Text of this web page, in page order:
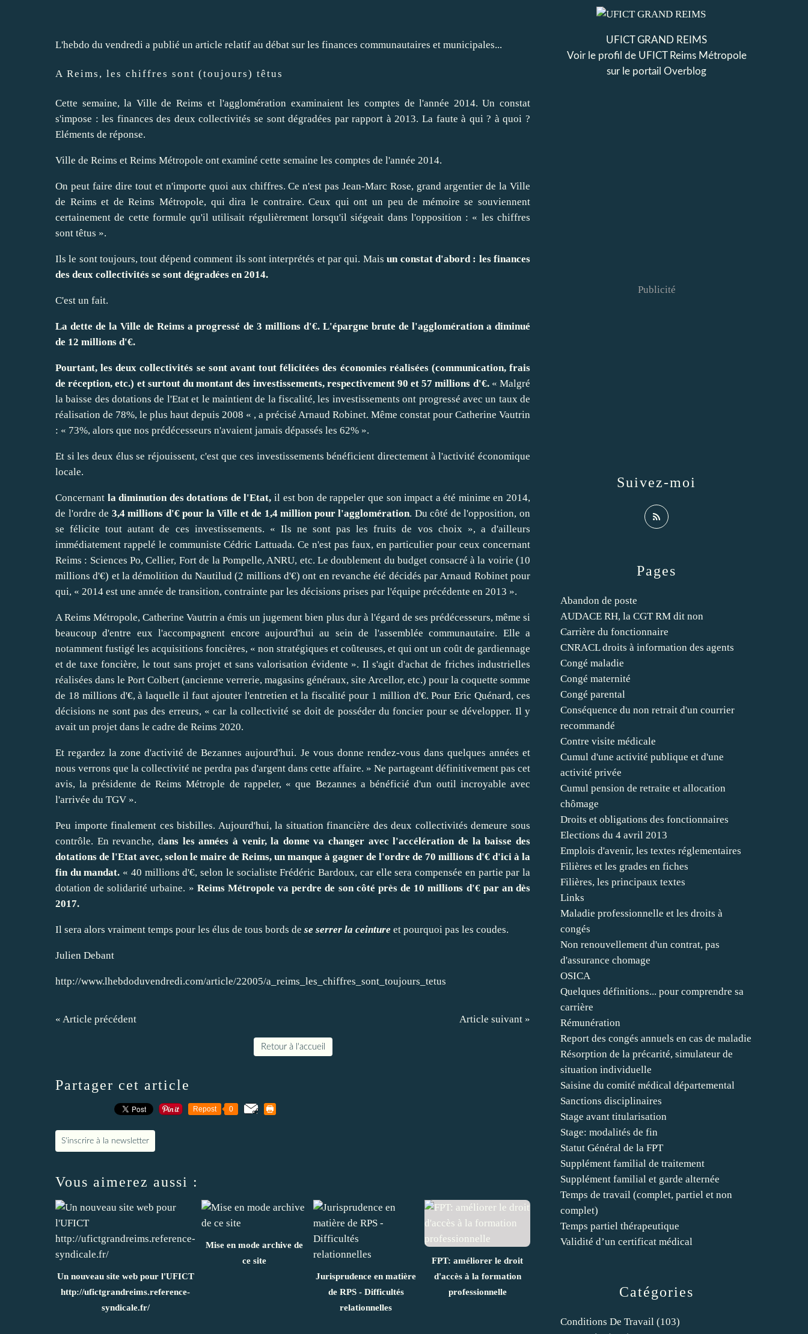
L'hebdo du vendredi a publié un article relatif au débat sur les finances communautaires et municipales...
A Reims, les chiffres sont (toujours) têtus
Cette semaine, la Ville de Reims et l'agglomération examinaient les comptes de l'année 2014. Un constat
s'impose : les finances des deux collectivités se sont dégradées par rapport à 2013. La faute à qui ? à quoi ?
Eléments de réponse.
Ville de Reims et Reims Métropole ont examiné cette semaine les comptes de l'année 2014.
On peut faire dire tout et n'importe quoi aux chiffres. Ce n'est pas Jean-Marc Rose, grand argentier de la Ville
de Reims et de Reims Métropole, qui dira le contraire. Ceux qui ont un peu de mémoire se souviennent
certainement de cette formule qu'il utilisait régulièrement lorsqu'il siégeait dans l'opposition : « les chiffres
sont têtus ».
Ils le sont toujours, tout dépend comment ils sont interprétés et par qui. Maisun constat d'abord : les finances
des deux collectivités se sont dégradées en 2014.
C'est un fait.
La dette de la Ville de Reims a progressé de 3 millions d'€. L'épargne brute de l'agglomération a diminué
de 12 millions d'€.
Pourtant, les deux collectivités se sont avant tout félicitées des économies réalisées (communication, frais
de réception, etc.) et surtout du montant des investissements, respectivement 90 et 57 millions d'€. « Malgré
la baisse des dotations de l'Etat et le maintient de la fiscalité, les investissements ont progressé avec un taux de
réalisation de 78%, le plus haut depuis 2008 « , a précisé Arnaud Robinet. Même constat pour Catherine Vautrin
: « 73%, alors que nos prédécesseurs n'avaient jamais dépassés les 62% ».
Et si les deux élus se réjouissent, c'est que ces investissements bénéficient directement à l'activité économique
locale.
Concernant la diminution des dotations de l'Etat, il est bon de rappeler que son impact a été minime en 2014,
de l'ordre de 3,4 millions d'€ pour la Ville et de 1,4 million pour l'agglomération. Du côté de l'opposition, on
se félicite tout autant de ces investissements. « Ils ne sont pas les fruits de vos choix », a d'ailleurs
immédiatement rappelé le communiste Cédric Lattuada. Ce n'est pas faux, en particulier pour ceux concernant
Reims : Sciences Po, Cellier, Fort de la Pompelle, ANRU, etc. Le doublement du budget consacré à la voirie (10
millions d'€) et la démolition du Nautilud (2 millions d'€) ont en revanche été décidés par Arnaud Robinet pour
qui, « 2014 est une année de transition, contrainte par les décisions prises par l'équipe précédente en 2013 ».
A Reims Métropole, Catherine Vautrin a émis un jugement bien plus dur à l'égard de ses prédécesseurs, même si
beaucoup d'entre eux l'accompagnent encore aujourd'hui au sein de l'assemblée communautaire. Elle a
notamment fustigé les acquisitions foncières, « non stratégiques et coûteuses, et qui ont un coût de gardiennage
et de taxe foncière, le tout sans projet et sans valorisation évidente ». Il s'agit d'achat de friches industrielles
réalisées dans le Port Colbert (ancienne verrerie, magasins généraux, site Arcellor, etc.) pour la coquette somme
de 18 millions d'€, à laquelle il faut ajouter l'entretien et la fiscalité pour 1 million d'€. Pour Eric Quénard, ces
décisions ne sont pas des erreurs, « car la collectivité se doit de posséder du foncier pour se développer. Il y
avait un projet dans le cadre de Reims 2020.
Et regardez la zone d'activité de Bezannes aujourd'hui. Je vous donne rendez-vous dans quelques années et
nous verrons que la collectivité ne perdra pas d'argent dans cette affaire. » Ne partageant définitivement pas cet
avis, la présidente de Reims Métrople de rappeler, « que Bezannes a bénéficié d'un outil incroyable avec
l'arrivée du TGV ».
Peu importe finalement ces bisbilles. Aujourd'hui, la situation financière des deux collectivités demeure sous
contrôle. En revanche, dans les années à venir, la donne va changer avec l'accélération de la baisse des
dotations de l'Etat avec, selon le maire de Reims, un manque à gagner de l'ordre de 70 millions d'€ d'ici à la
fin du mandat. « 40 millions d'€, selon le socialiste Frédéric Bardoux, car elle sera compensée en partie par la
dotation de solidarité urbaine. » Reims Métropole va perdre de son côté près de 10 millions d'€ par an dès
2017.
Il sera alors vraiment temps pour les élus de tous bords de se serrer la ceinture et pourquoi pas les coudes.
Julien Debant
http://www.lhebdoduvendredi.com/article/22005/a_reims_les_chiffres_sont_toujours_tetus
« Article précédent Article suivant »
Retour à l'accueil
Partager cet article
Repost 0
S'inscrire à la newsletter
Vous aimerez aussi :
Un nouveau site web pour l'UFICT
http://ufictgrandreims.reference-
syndicale.fr/
Mise en mode archive de
ce site
Jurisprudence en matière
de RPS - Difficultés
relationnelles
FPT: améliorer le droit
d'accès à la formation
professionnelle
Catégories
Conditions De Travail (103)
Pages
Abandon de poste
AUDACE RH, la CGT RM dit non
Carrière du fonctionnaire
CNRACL droits à information des agents
Congé maladie
Congé maternité
Congé parental
Conséquence du non retrait d'un courrier
recommandé
Contre visite médicale
Cumul d'une activité publique et d'une
activité privée
Cumul pension de retraite et allocation
chômage
Droits et obligations des fonctionnaires
Elections du 4 avril 2013
Emplois d'avenir, les textes réglementaires
Filières et les grades en fiches
Filières, les principaux textes
Links
Maladie professionnelle et les droits à
congés
Non renouvellement d'un contrat, pas
d'assurance chomage
OSICA
Quelques définitions... pour comprendre sa
carrière
Rémunération
Report des congés annuels en cas de maladie
Résorption de la précarité, simulateur de
situation individuelle
Saisine du comité médical départemental
Sanctions disciplinaires
Stage avant titularisation
Stage: modalités de fin
Statut Général de la FPT
Supplément familial de traitement
Supplément familial et garde alternée
Temps de travail (complet, partiel et non
complet)
Temps partiel thérapeutique
Validité d’un certificat médical
UFICT GRAND REIMS
Voir le profil de UFICT Reims Métropole
sur le portail Overblog
Suivez-moi
Publicité